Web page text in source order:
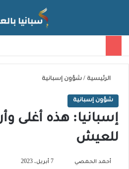
الرئيسية / شؤون إسبانية
شؤون إسبانية
إسبانيا: هذه أغلى
للعيش
أحمد الحمصي 7 أبريل، 2023